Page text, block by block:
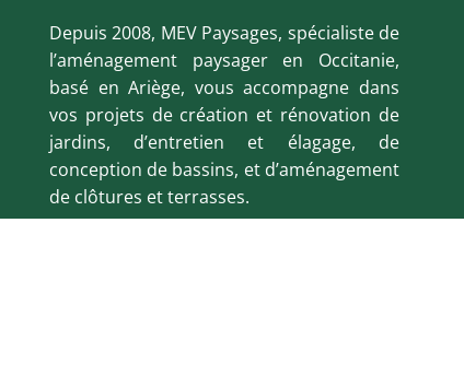
Depuis 2008, MEV Paysages, spécialiste de
l’aménagement paysager en Occitanie,
basé en Ariège, vous accompagne dans
vos projets de création et rénovation de
jardins, d’entretien et élagage, de
conception de bassins, et d’aménagement
de clôtures et terrasses.